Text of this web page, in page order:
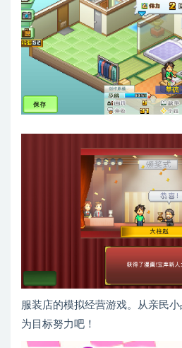
服装店的模拟经营游戏。从亲民
为目标努力吧！